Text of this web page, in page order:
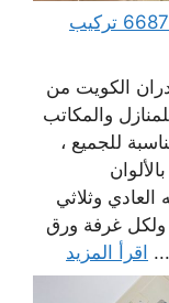
فني تركيب ورق جدران الكويت 66874433 تركيب
الكويت من
والمكاتب
للجميع ،
وثلاثي
ولكل غرفة ورق
اقرأ المزيد